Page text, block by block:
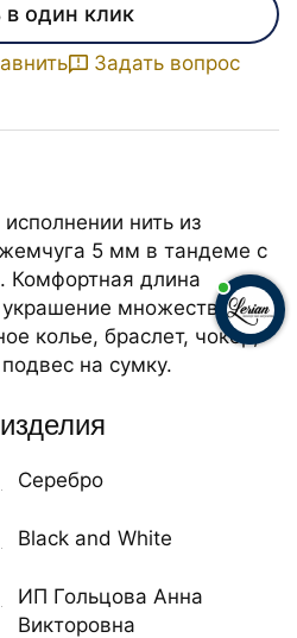
в один клик
Задать вопрос
нить из
жемчуга 5 мм в тандеме с
Комфортная длина
украшение множеством
колье, браслет, чокер,
на сумку.
Серебро
Black and White
ИП Гольцова Анна
Викторовна